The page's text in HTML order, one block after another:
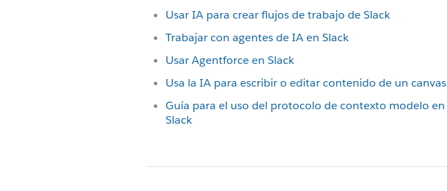
Usar IA para crear flujos de trabajo de Slack
Trabajar con agentes de IA en Slack
Usar Agentforce en Slack
Usa la IA para escribir o editar contenido de un canvas
Guía para el uso del protocolo de contexto modelo en
Slack